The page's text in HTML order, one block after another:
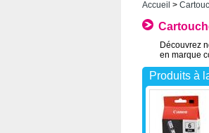
Accueil >
Découvrez
en marque
Produits à